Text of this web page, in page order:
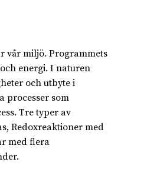
vår miljö. Programmets
energi. I naturen
och utbyte i
processer som
Tre typer av
Redoxreaktioner med
med flera